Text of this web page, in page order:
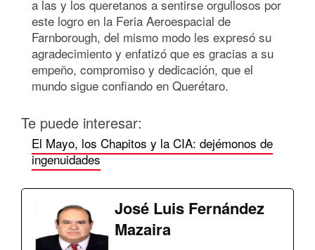
a las y los queretanos a sentirse orgullosos por
este logro en la Feria Aeroespacial de
Farnborough, del mismo modo les expresó su
agradecimiento y enfatizó que es gracias a su
empeño, compromiso y dedicación, que el
mundo sigue confiando en Querétaro.
Te puede interesar:
El Mayo, los Chapitos y la CIA: dejémonos de
ingenuidades
José Luis Fernández
Mazaira